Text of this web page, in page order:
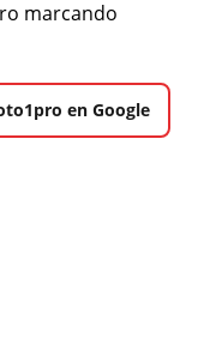
marcando
en Google